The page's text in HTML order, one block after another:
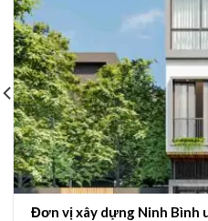
Đơn vị xây dựng Ninh Bình